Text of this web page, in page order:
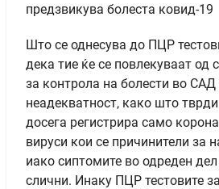
предзвикува болеста ковид-19
Што се однесува до ПЦР
дека тие ќе се повлекуваат од
за контрола на болести во
неадекватност, како што
досега регистрира само
вируси кои се причинители за
иако сиптомите во одреден
слични. Инаку ПЦР тестовите